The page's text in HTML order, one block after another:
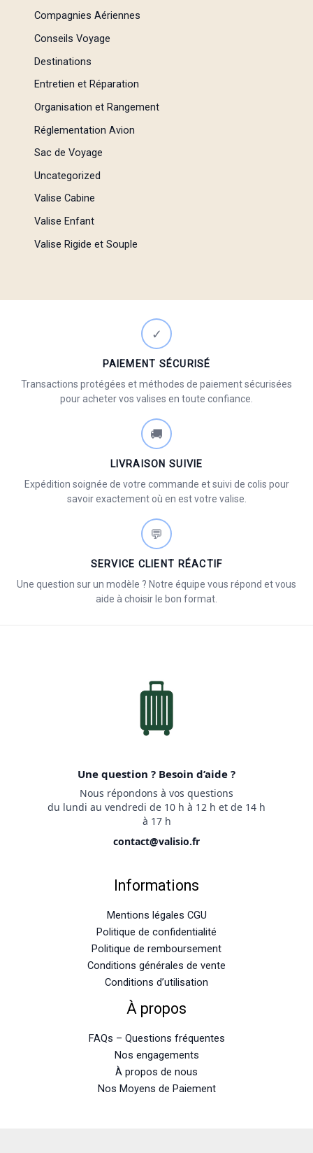
Compagnies Aériennes
Conseils Voyage
Destinations
Entretien et Réparation
Organisation et Rangement
Réglementation Avion
Sac de Voyage
Uncategorized
Valise Cabine
Valise Enfant
Valise Rigide et Souple
✓
PAIEMENT SÉCURISÉ
Transactions protégées et méthodes de paiement sécurisées
pour acheter vos valises en toute confiance.
🚚
LIVRAISON SUIVIE
Expédition soignée de votre commande et suivi de colis pour
savoir exactement où en est votre valise.
💬
SERVICE CLIENT RÉACTIF
Une question sur un modèle ? Notre équipe vous répond et vous
aide à choisir le bon format.
Une question ? Besoin d’aide ?
Nous répondons à vos questions
du lundi au vendredi de 10 h à 12 h et de 14 h
à 17 h
contact@valisio.fr
Informations
Mentions légales CGU
Politique de confidentialité
Politique de remboursement
Conditions générales de vente
Conditions d’utilisation
À propos
FAQs – Questions fréquentes
Nos engagements
À propos de nous
Nos Moyens de Paiement